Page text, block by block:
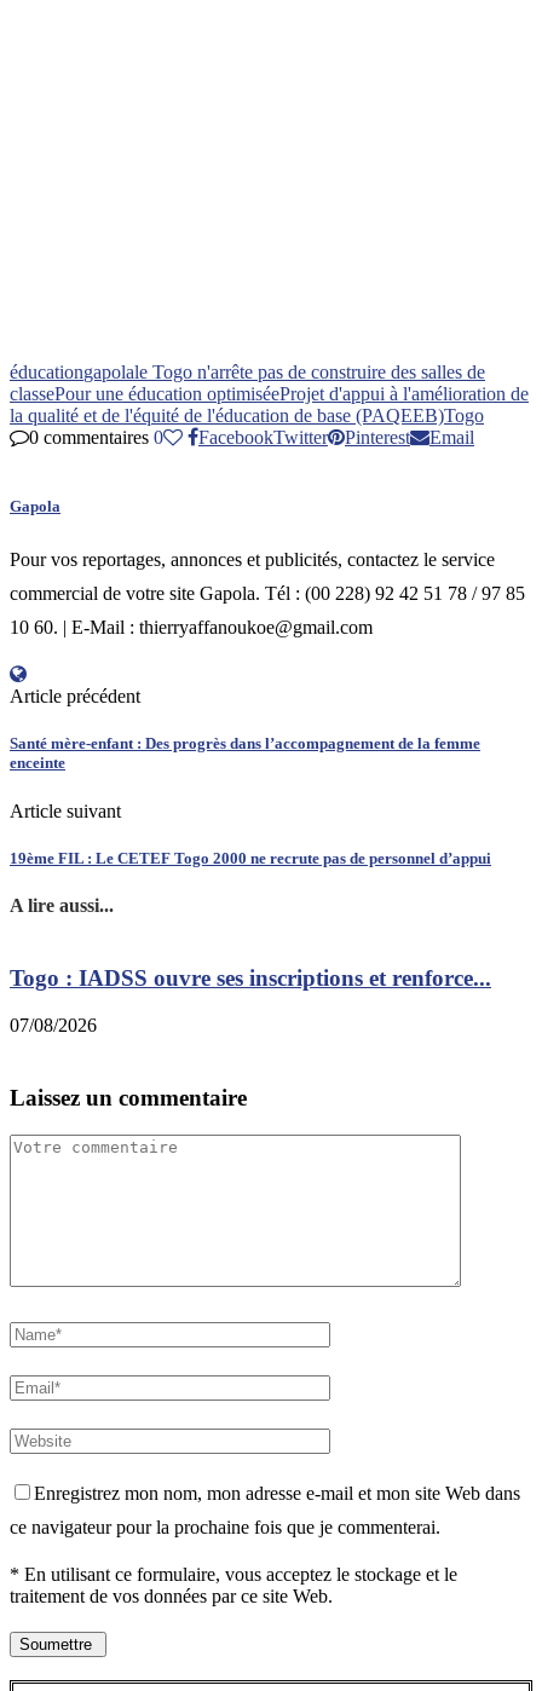
éducationgapolale Togo n'arrête pas de construire des salles de
classePour une éducation optimiséeProjet d'appui à l'amélioration de
la qualité et de l'équité de l'éducation de base (PAQEEB)Togo
0 commentaires 0 FacebookTwitter Pinterest Email
Gapola
Pour vos reportages, annonces et publicités, contactez le service
commercial de votre site Gapola. Tél : (00 228) 92 42 51 78 / 97 85
10 60. | E-Mail : thierryaffanoukoe@gmail.com
Article précédent
Santé mère-enfant : Des progrès dans l’accompagnement de la femme
enceinte
Article suivant
19ème FIL : Le CETEF Togo 2000 ne recrute pas de personnel d’appui
A lire aussi...
Togo : IADSS ouvre ses inscriptions et renforce...
07/08/2026
Laissez un commentaire
Enregistrez mon nom, mon adresse e-mail et mon site Web dans
ce navigateur pour la prochaine fois que je commenterai.
* En utilisant ce formulaire, vous acceptez le stockage et le
traitement de vos données par ce site Web.